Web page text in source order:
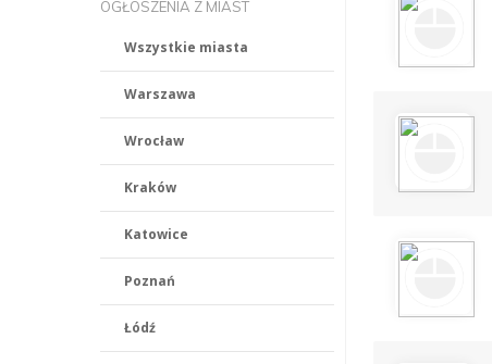
OGŁOSZENIA Z MIAST
Wszystkie miasta
Warszawa
Wrocław
Kraków
Katowice
Poznań
Łódź